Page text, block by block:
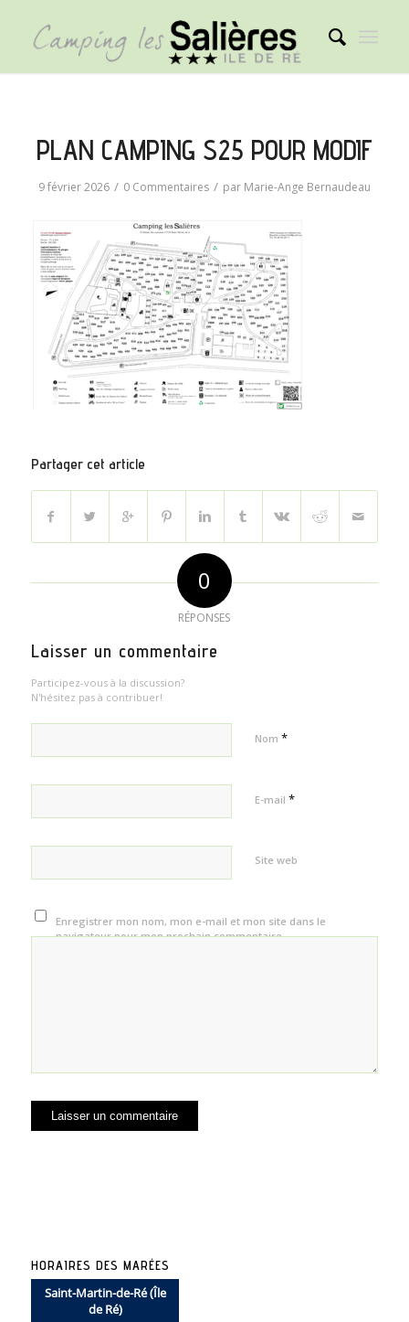
PLAN CAMPING S25 POUR MODIF
9 février 2026 / 0 Commentaires / par Marie-Ange Bernaudeau
Partager cet article
0
RÉPONSES
Laisser un commentaire
Participez-vous à la discussion?
N'hésitez pas à contribuer!
Nom *
E-mail *
Site web
Enregistrer mon nom, mon e-mail et mon site dans le
navigateur pour mon prochain commentaire.
HORAIRES DES MARÉES